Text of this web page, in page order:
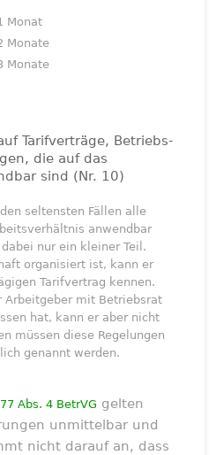
Monat
Monate
Monate
Tarifverträge, Betriebs-
die auf das
sind (Nr. 10)
seltensten Fällen alle
anwendbar
nur ein kleiner Teil.
organisiert ist, kann er
Tarifvertrag kennen.
Arbeitgeber mit Betriebsrat
hat, kann er aber nicht
müssen diese Regelungen
genannt werden.
Abs. 4 BetrVG gelten
unmittelbar und
nicht darauf an, dass